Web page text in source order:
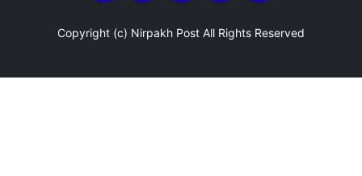
Copyright (c) Nirpakh Post All Rights Reserved